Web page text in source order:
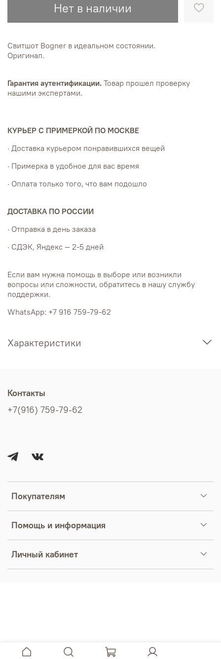
Нет в наличии
Свитшот Bogner в идеальном состоянии.
Оригинал.
Гарантия аутентификации. Товар прошел проверку
нашими экспертами.
КУРЬЕР С ПРИМЕРКОЙ ПО МОСКВЕ
· Доставка курьером понравившихся вещей
· Примерка в удобное для вас время
· Оплата только того, что вам подошло
ДОСТАВКА ПО РОССИИ
· Отправка в день заказа
· СДЭК, Яндекс — 2-5 дней
Если вам нужна помощь в выборе или возникли
вопросы или сложности, обратитесь в нашу службу
поддержки.
WhatsApp: +7 916 759-79-62
Характеристики
Покупателям
Помощь и информация
Личный кабинет
Контакты
+7(916) 759-79-62